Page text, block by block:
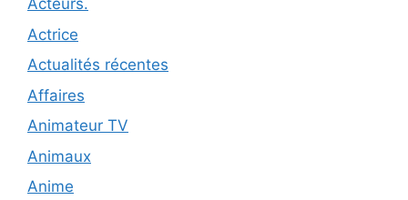
Acteurs.
Actrice
Actualités récentes
Affaires
Animateur TV
Animaux
Anime